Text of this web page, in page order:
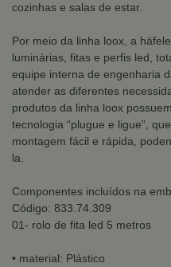
cozinhas e salas de estar.
Por meio da linha loox, a
luminárias, fitas e perfis led,
equipe interna de engenharia
atender as diferentes
produtos da linha loox
tecnologia “plugue e ligue”,
montagem fácil e rápida,
la.
Componentes incluídos na
Código: 833.74.309
01- rolo de fita led 5 metros
• material: Plástico